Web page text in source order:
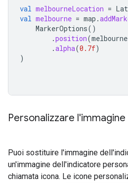
val melbourneLocation =
val melbourne = map .
MarkerOptions()
.position(
.alpha(0.7f)
)
Personalizzare
Puoi sostituire l'immagine
un'immagine dell'indicatore
chiamata icona. Le icone